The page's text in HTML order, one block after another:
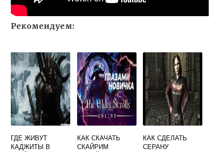
Рекомендуем:
ГДЕ ЖИВУТ
КАДЖИТЫ В
КАК СКАЧАТЬ
СКАЙРИМ
КАК СДЕЛАТЬ
СЕРАНУ